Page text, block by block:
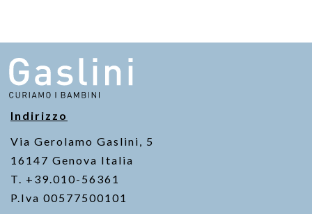
Indirizzo
Via Gerolamo Gaslini, 5
16147 Genova Italia
T. +39.010-56361
P.Iva 00577500101